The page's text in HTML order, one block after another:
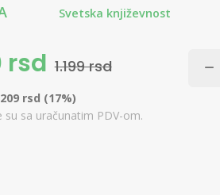
Svetska književnost
rsd 1.199 rsd
rsd (17%)
su sa uračunatim PDV-om.